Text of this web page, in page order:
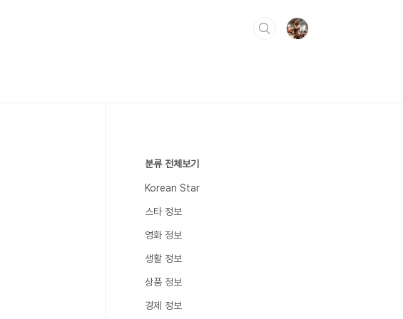
분류 전체보기
Korean Star
스타 정보
영화 정보
생활 정보
상품 정보
경제 정보